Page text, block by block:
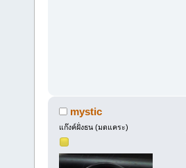
mystic
แก๊งค์ฝั่งธน (มดแคระ)